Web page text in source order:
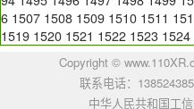
6 1507 1508 1509 1510 1511
1519 1520 1521 1522 1523 1524
Copyright ©
联系电话：
中华人民共和国工